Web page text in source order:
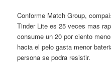
Conforme Match Group,
Tinder Lite es 25 veces mas
consume un 20 por ciento
hacia el pelo gasta menor
persona se podra resistir.